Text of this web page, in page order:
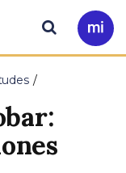
Ir
a
Buscar